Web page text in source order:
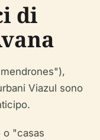
di
Viazul sono
o "casas